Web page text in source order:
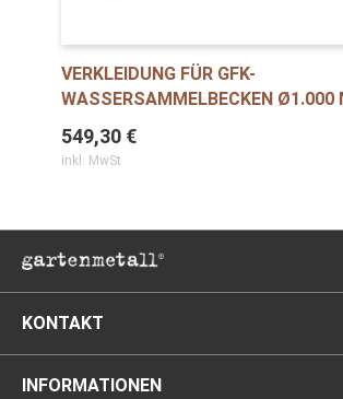
VERKLEIDUNG FÜR GFK-
WASSERSAMMELBECKEN Ø1.000
549,30 €
inkl. MwSt
KONTAKT
INFORMATIONEN